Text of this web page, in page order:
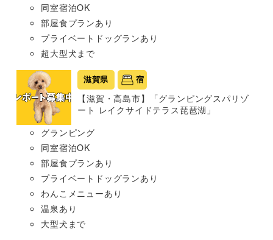
同室宿泊OK
部屋食プランあり
プライベートドッグランあり
超大型犬まで
滋賀県 宿
【滋賀・高島市】「グランピングスパリゾ
ート レイクサイドテラス琵琶湖」
グランピング
同室宿泊OK
部屋食プランあり
プライベートドッグランあり
わんこメニューあり
温泉あり
大型犬まで